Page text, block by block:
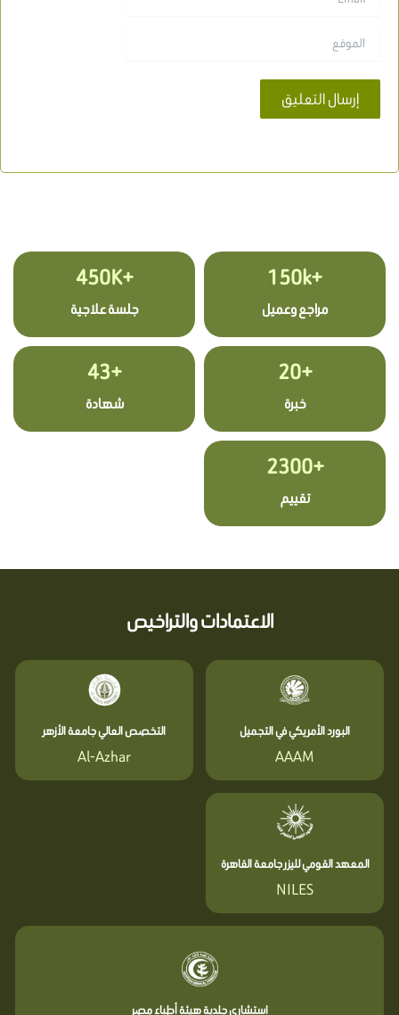
+150k
مراجع وعميل
+450K
جلسة علاجية
+20
خبرة
+43
شهادة
+2300
تقييم
الاعتمادات والتراخيص
البورد الأمريكي في التجميل
AAAM
التخصص العالي جامعة الأزهر
Al-Azhar
المعهد القومي لليزر جامعة القاهرة
NILES
استشاري جلدية هيئة أطباء مصر